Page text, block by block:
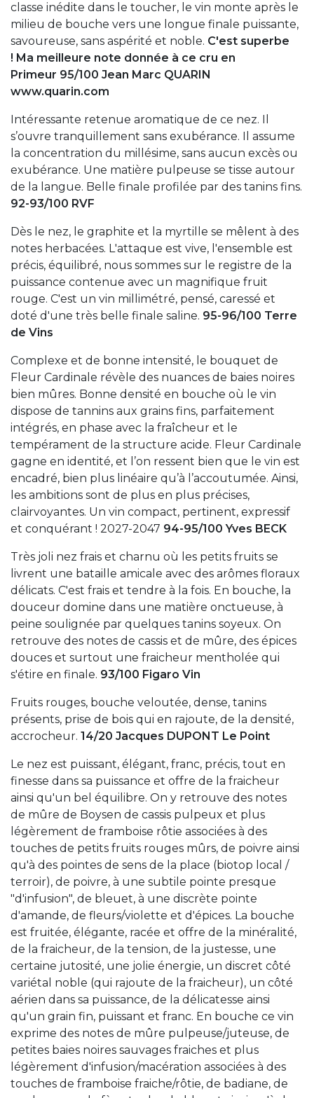
classe inédite dans le toucher, le vin monte après le
milieu de bouche vers une longue finale puissante,
savoureuse, sans aspérité et noble. C'est superbe
! Ma meilleure note donnée à ce cru en
Primeur 95/100 Jean Marc QUARIN
www.quarin.com
Intéressante retenue aromatique de ce nez. Il
s’ouvre tranquillement sans exubérance. Il assume
la concentration du millésime, sans aucun excès ou
exubérance. Une matière pulpeuse se tisse autour
de la langue. Belle finale profilée par des tanins fins.
92-93/100 RVF
Dès le nez, le graphite et la myrtille se mêlent à des
notes herbacées. L'attaque est vive, l'ensemble est
précis, équilibré, nous sommes sur le registre de la
puissance contenue avec un magnifique fruit
rouge. C'est un vin millimétré, pensé, caressé et
doté d'une très belle finale saline. 95-96/100 Terre
de Vins
Complexe et de bonne intensité, le bouquet de
Fleur Cardinale révèle des nuances de baies noires
bien mûres. Bonne densité en bouche où le vin
dispose de tannins aux grains fins, parfaitement
intégrés, en phase avec la fraîcheur et le
tempérament de la structure acide. Fleur Cardinale
gagne en identité, et l’on ressent bien que le vin est
encadré, bien plus linéaire qu’à l’accoutumée. Ainsi,
les ambitions sont de plus en plus précises,
clairvoyantes. Un vin compact, pertinent, expressif
et conquérant ! 2027-2047 94-95/100 Yves BECK
Très joli nez frais et charnu où les petits fruits se
livrent une bataille amicale avec des arômes floraux
délicats. C'est frais et tendre à la fois. En bouche, la
douceur domine dans une matière onctueuse, à
peine soulignée par quelques tanins soyeux. On
retrouve des notes de cassis et de mûre, des épices
douces et surtout une fraicheur mentholée qui
s'étire en finale. 93/100 Figaro Vin
Fruits rouges, bouche veloutée, dense, tanins
présents, prise de bois qui en rajoute, de la densité,
accrocheur. 14/20 Jacques DUPONT Le Point
Le nez est puissant, élégant, franc, précis, tout en
finesse dans sa puissance et offre de la fraicheur
ainsi qu'un bel équilibre. On y retrouve des notes
de mûre de Boysen de cassis pulpeux et plus
légèrement de framboise rôtie associées à des
touches de petits fruits rouges mûrs, de poivre ainsi
qu'à des pointes de sens de la place (biotop local /
terroir), de poivre, à une subtile pointe presque
"d'infusion", de bleuet, à une discrète pointe
d'amande, de fleurs/violette et d'épices. La bouche
est fruitée, élégante, racée et offre de la minéralité,
de la fraicheur, de la tension, de la justesse, une
certaine jutosité, une jolie énergie, un discret côté
variétal noble (qui rajoute de la fraicheur), un côté
aérien dans sa puissance, de la délicatesse ainsi
qu'un grain fin, puissant et franc. En bouche ce vin
exprime des notes de mûre pulpeuse/juteuse, de
petites baies noires sauvages fraiches et plus
légèrement d'infusion/macération associées à des
touches de framboise fraiche/rôtie, de badiane, de